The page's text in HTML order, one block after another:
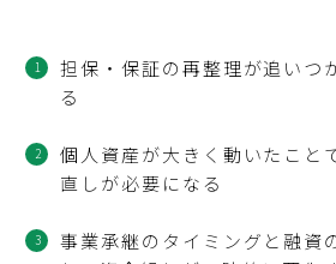
担保・保証の再整理が追いつ
る
個人資産が大きく動いたこと
直しが必要になる
事業承継のタイミングと融資